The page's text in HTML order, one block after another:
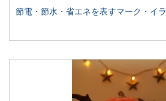
節電・節水・省エネを表すマーク・イ